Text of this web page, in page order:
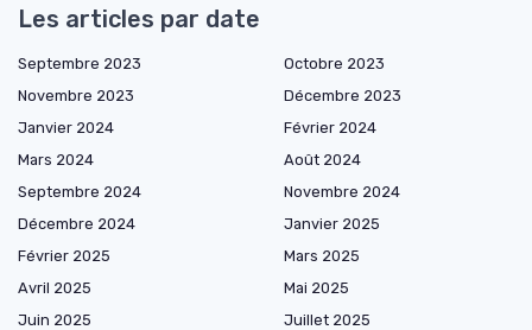
Les articles par date
Septembre 2023
Octobre 2023
Novembre 2023
Décembre 2023
Janvier 2024
Février 2024
Mars 2024
Août 2024
Septembre 2024
Novembre 2024
Décembre 2024
Janvier 2025
Février 2025
Mars 2025
Avril 2025
Mai 2025
Juin 2025
Juillet 2025